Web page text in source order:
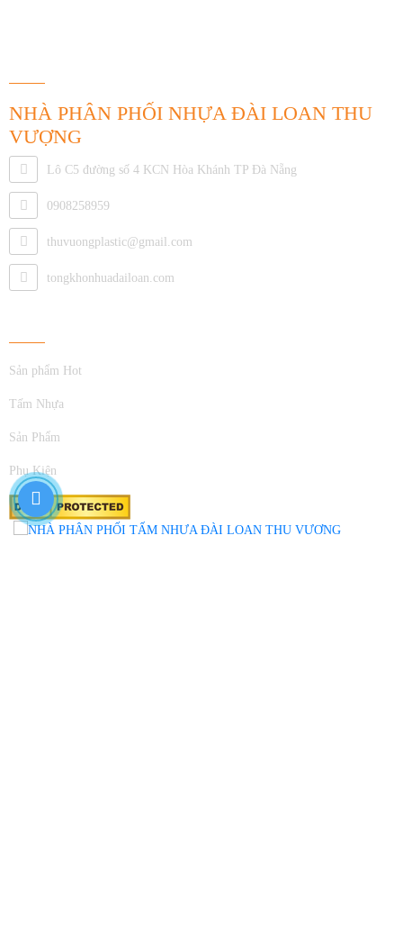
NHÀ PHÂN PHỐI NHỰA ĐÀI LOAN THU
VƯỢNG
Lô C5 đường số 4 KCN Hòa Khánh TP Đà Nẵng
0908258959
thuvuongplastic@gmail.com
tongkhonhuadailoan.com
Sản phẩm Hot
Tấm Nhựa
Sản Phẩm
Phụ Kiện